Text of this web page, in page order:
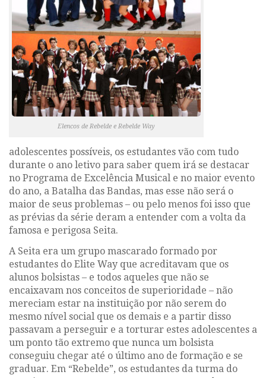
Elencos de Rebelde e Rebelde Way
adolescentes possíveis, os estudantes vão com tudo
durante o ano letivo para saber quem irá se destacar
no Programa de Excelência Musical e no maior evento
do ano, a Batalha das Bandas, mas esse não será o
maior de seus problemas – ou pelo menos foi isso que
as prévias da série deram a entender com a volta da
famosa e perigosa Seita.
A Seita era um grupo mascarado formado por
estudantes do Elite Way que acreditavam que os
alunos bolsistas – e todos aqueles que não se
encaixavam nos conceitos de superioridade – não
mereciam estar na instituição por não serem do
mesmo nível social que os demais e a partir disso
passavam a perseguir e a torturar estes adolescentes a
um ponto tão extremo que nunca um bolsista
conseguiu chegar até o último ano de formação e se
graduar. Em “Rebelde”, os estudantes da turma do